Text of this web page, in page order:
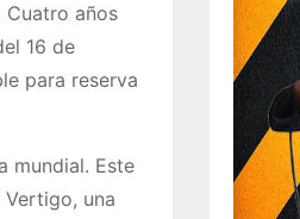
Cuatro años
16 de
para reserva
mundial. Este
una